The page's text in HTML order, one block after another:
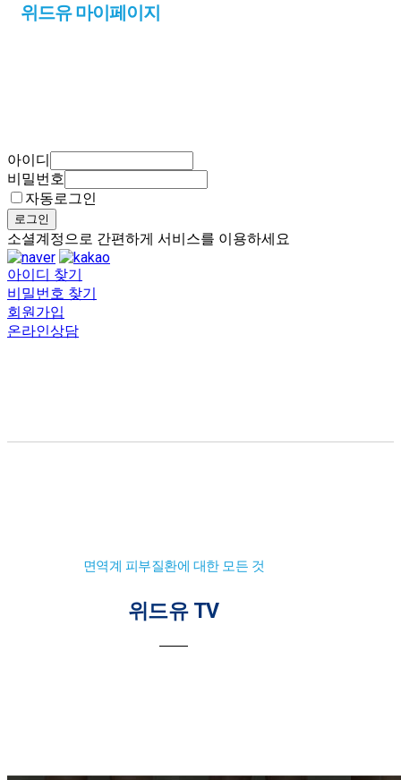
위드유 마이페이지
아이디
비밀번호
자동로그인
로그인
소셜계정으로 간편하게 서비스를 이용하세요
아이디 찾기
비밀번호 찾기
회원가입
온라인상담
면역계 피부질환에 대한 모든 것
위드유 TV